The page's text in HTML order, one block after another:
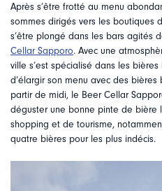
Après s’être frotté au menu
sommes dirigés vers les boutiques
s’être plongé dans les bars agités
Cellar Sapporo. Avec une
ville s’est spécialisé dans les
d’élargir son menu avec des
partir de midi, le Beer Cellar
déguster une bonne pinte de bière
shopping et de tourisme,
quatre bières pour les plus indécis.